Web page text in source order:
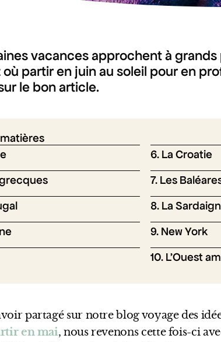
vacances approchent à grands
partir en juin au soleil pour en
le bon article.
6. La Croatie
7. Les
8. La
9. New York
10. L’Ouest
partagé sur notre blog voyage des
en mai, nous revenons cette fois-ci